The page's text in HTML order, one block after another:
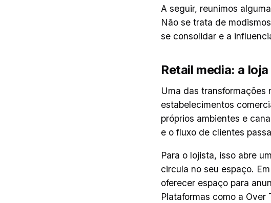
A seguir, reunimos
Não se trata de
se consolidar e a
Retail media: a
Uma das transformações
estabelecimentos
próprios ambientes e
e o fluxo de clientes
Para o lojista, isso abre
circula no seu espaço.
oferecer espaço para
Plataformas como a